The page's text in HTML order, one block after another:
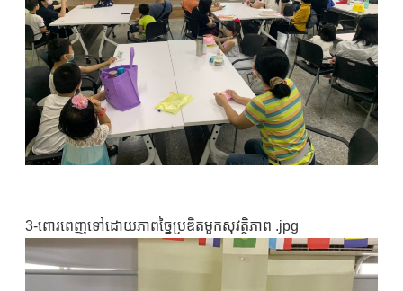
3-ពោរពេញទៅដោយភាពច្នៃប្រឌិតមួកសុវត្ថិភាព .jpg